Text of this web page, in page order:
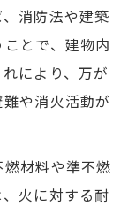
消防法や建築
とで、建物内
により、万が
や消火活動が
材料や準不燃
火に対する耐